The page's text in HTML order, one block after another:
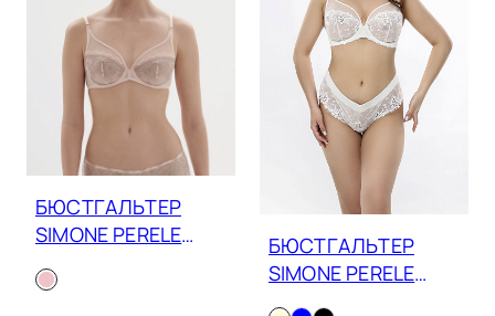
БЮСТГАЛЬТЕР
SIMONE PERELE
SINGULIERE 1A2319
БЮСТГАЛЬТЕР
SIMONE PERELE
WISH 12B319